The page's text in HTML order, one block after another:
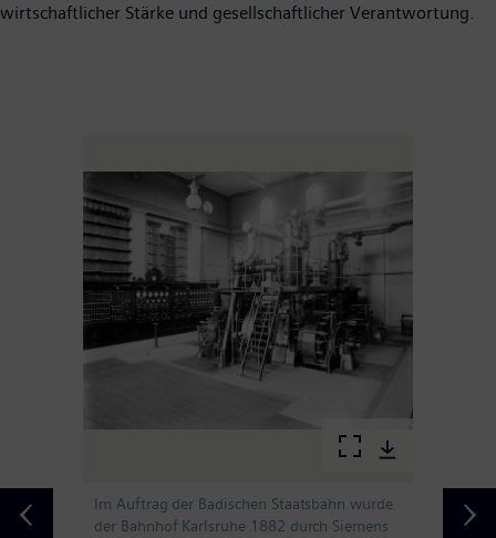
wirtschaftlicher Stärke und gesellschaftlicher Verantwortung.
Im Auftrag der Badischen Staatsbahn wurde
der Bahnhof Karlsruhe 1882 durch Siemens